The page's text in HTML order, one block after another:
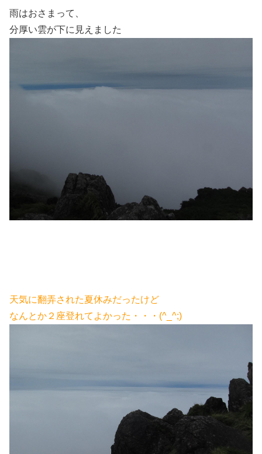
雨はおさまって、
分厚い雲が下に見えました
天気に翻弄された夏休みだったけど
なんとか２座登れてよかった・・・(^_^;)